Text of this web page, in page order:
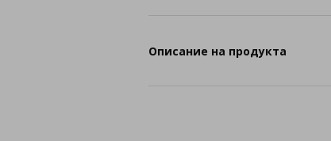
Описание на продукта